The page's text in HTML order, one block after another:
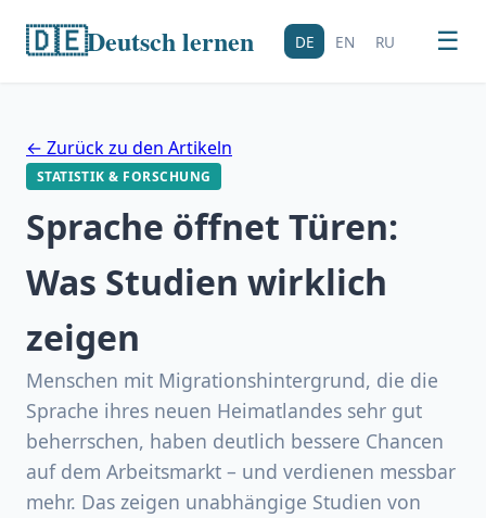
🇩🇪Deutsch lernen DE EN RU ☰
← Zurück zu den Artikeln
STATISTIK & FORSCHUNG
Sprache öffnet Türen:
Was Studien wirklich
zeigen
Menschen mit Migrationshintergrund, die die
Sprache ihres neuen Heimatlandes sehr gut
beherrschen, haben deutlich bessere Chancen
auf dem Arbeitsmarkt – und verdienen messbar
mehr. Das zeigen unabhängige Studien von